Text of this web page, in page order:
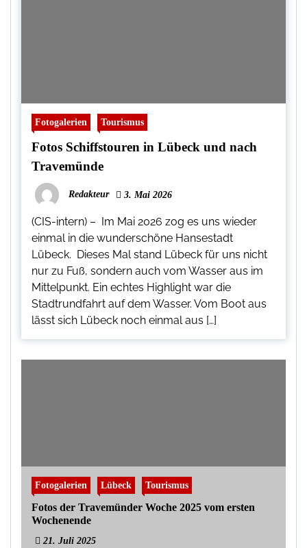
Fotogalerien Tourismus
Fotos Schiffstouren in Lübeck und nach
Travemünde
Redakteur 3. Mai 2026
(CIS-intern) – Im Mai 2026 zog es uns wieder
einmal in die wunderschöne Hansestadt
Lübeck. Dieses Mal stand Lübeck für uns nicht
nur zu Fuß, sondern auch vom Wasser aus im
Mittelpunkt. Ein echtes Highlight war die
Stadtrundfahrt auf dem Wasser. Vom Boot aus
lässt sich Lübeck noch einmal aus […]
Fotogalerien Lübeck Tourismus
Fotos der Travemünder Woche 2025 vom ersten
Wochenende
21. Juli 2025